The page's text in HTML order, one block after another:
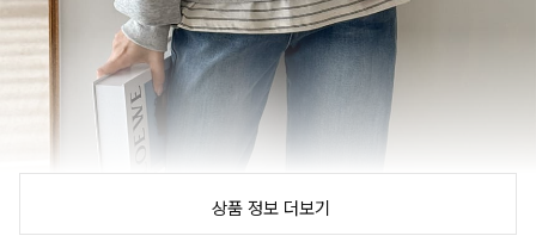
상품 정보 더보기